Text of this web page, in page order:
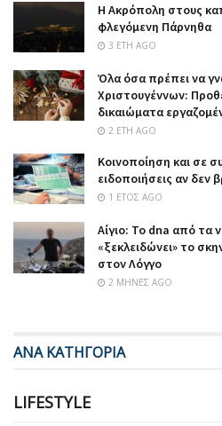
Η Ακρόπολη στους
φλεγόμενη Πάρνηθα
3 ΈΤΗ AGO
Όλα όσα πρέπει να
Χριστουγέννων:
δικαιώματα
2 ΈΤΗ AGO
Κοινοποίηση και σε
ειδοποιήσεις αν δεν
1 ΈΤΟΣ AGO
Αίγιο: Το dna από τα
«ξεκλειδώνει» το
στον Λόγγο
2 ΜΉΝΕΣ AGO
ΑΝΑ ΚΑΤΗΓΟΡΙΑ
LIFESTYLE